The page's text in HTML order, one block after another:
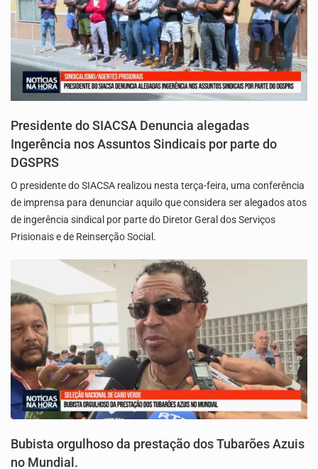
Presidente do SIACSA Denuncia alegadas
Ingerência nos Assuntos Sindicais por parte do
DGSPRS
O presidente do SIACSA realizou nesta terça-feira, uma conferência
de imprensa para denunciar aquilo que considera ser alegados atos
de ingerência sindical por parte do Diretor Geral dos Serviços
Prisionais e de Reinserção Social.
Bubista orgulhoso da prestação dos Tubarões Azuis
no Mundial.